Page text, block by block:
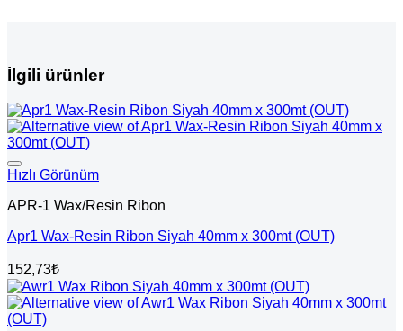
İlgili ürünler
Hızlı Görünüm
APR-1 Wax/Resin Ribon
Apr1 Wax-Resin Ribon Siyah 40mm x 300mt (OUT)
152,73₺